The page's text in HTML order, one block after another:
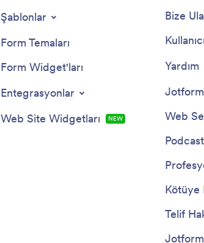
Şablonlar
Form Temaları
Form Widget'ları
Entegrasyonlar
Web Site Widgetları
NEW
Bize
Yardım
Web
Kötüye
Telif
Jotform